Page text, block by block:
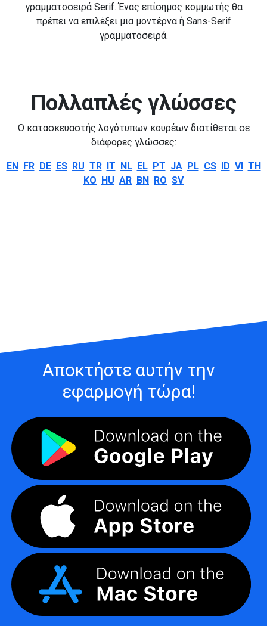
γραμματοσειρά Serif. Ένας επίσημος κομμωτής θα
πρέπει να επιλέξει μια μοντέρνα ή Sans-Serif
γραμματοσειρά.
Πολλαπλές γλώσσες
Ο κατασκευαστής λογότυπων κουρέων διατίθεται σε
διάφορες γλώσσες:
EN FR DE ES RU TR IT NL EL PT JA PL CS ID VI TH
KO HU AR BN RO SV
Αποκτήστε αυτήν την
εφαρμογή τώρα!